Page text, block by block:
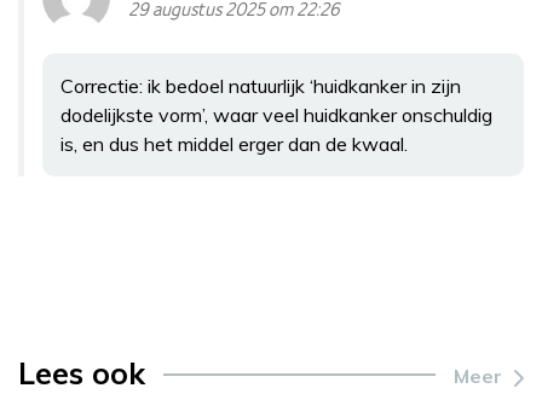
29 augustus 2025 om 22:26
Correctie: ik bedoel natuurlijk ‘huidkanker in zijn
dodelijkste vorm’, waar veel huidkanker onschuldig
is, en dus het middel erger dan de kwaal.
Lees ook Meer